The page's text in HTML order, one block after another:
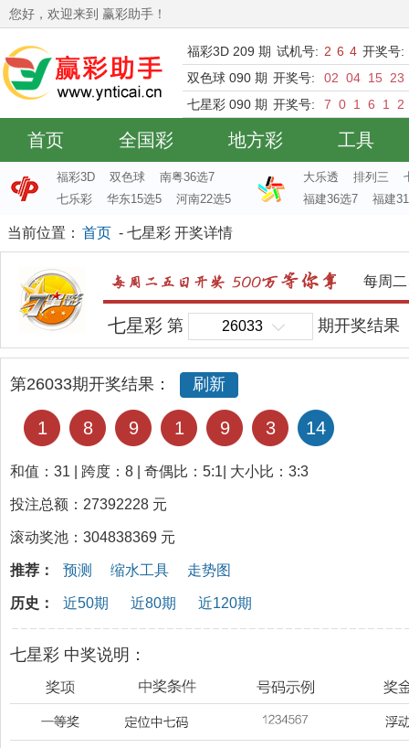
您好，欢迎来到 赢彩助手！
福彩3D 209 期 试机号: 2 6 4 开奖号:
双色球 090 期 开奖号: 02 04 15
23
七星彩 090 期 开奖号: 7 0 1 6 1 2
首页 全国彩 地方彩 工具
福彩3D 双色球
南粤36选7
七乐彩
华东15选5 河南22选5
大乐透 排列三
福建36选7
福建
当前位置： 首页 - 七星彩 开奖详情
每周
七星彩 第 26033 期开奖结果
第26033期开奖结果： 刷新
1 8 9 1 9 3 14
和值：31 | 跨度：8 | 奇偶比：5:1| 大小比：3:3
投注总额：27392228 元
滚动奖池：304838369 元
推荐： 预测 缩水工具 走势图
历史： 近50期 近80期 近120期
七星彩 中奖说明：